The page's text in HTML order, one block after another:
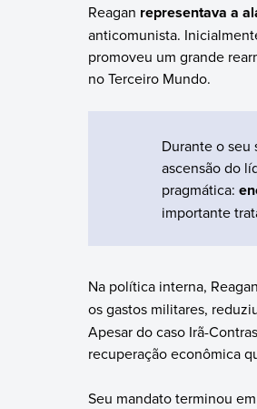
Reagan representava a
anticomunista.
promoveu um grande
no Terceiro Mundo.
Durante o
ascensão do
pragmática:
importante
Na política interna, Reagan
os gastos militares,
Apesar do caso Irã-
recuperação econômica
Seu mandato terminou